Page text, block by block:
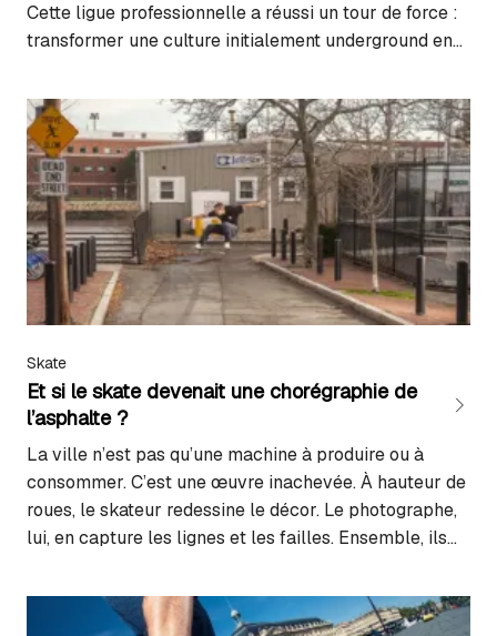
Cette ligue professionnelle a réussi un tour de force :
transformer une culture initialement underground en
créative et hautement technique du street. Pour le
puriste comme pour le néophyte, comprendre le
fonctionnement de la…
Skate
Et si le skate devenait une chorégraphie de
l’asphalte ?
La ville n’est pas qu’une machine à produire ou à
consommer. C’est une œuvre inachevée. À hauteur de
roues, le skateur redessine le décor. Le photographe,
lui, en capture les lignes et les failles. Ensemble, ils
poétique de nos espaces publics. Là où le béton
cache encore sa beauté. Le minéral en ligne de mire